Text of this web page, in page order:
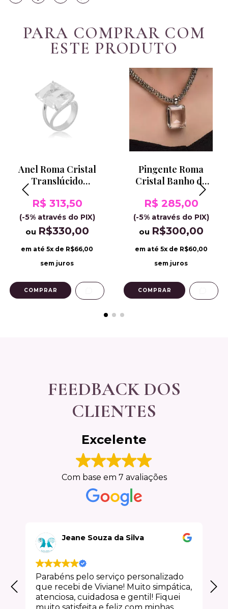
PARA COMPRAR COM
ESTE PRODUTO
Anel Roma Cristal
Translúcido
Banho de Ródio
R$ 313,50
(-5% através do PIX)
ou R$330,00
em até 5x de R$66,00
sem juros
COMPRAR
Pingente Roma
Cristal Banho de
R$ 285,00
(-5% através do PIX)
ou R$300,00
em até 5x de R$60,00
sem juros
FEEDBACK DOS
CLIENTES
Excelente
Com base em 7 avaliações
Jeane Souza da Silva
Parabéns pelo serviço personalizado
que recebi de Viviane! Muito simpática,
atenciosa, cuidadosa e gentil! Fiquei